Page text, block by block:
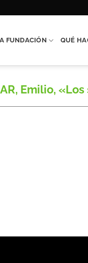
FUNDACIÓN QUÉ
Emilio,